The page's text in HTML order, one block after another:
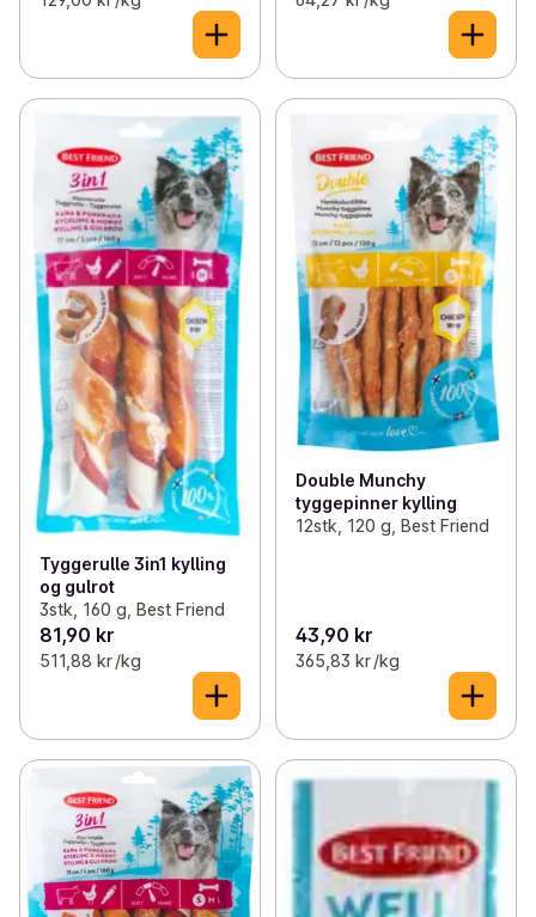
Tyggerulle 3in1 kylling
og gulrot
3stk, 160 g, Best Friend
81,90 kr
511,88 kr /kg
Double Munchy
tyggepinner kylling
12stk, 120 g, Best Friend
43,90 kr
365,83 kr /kg